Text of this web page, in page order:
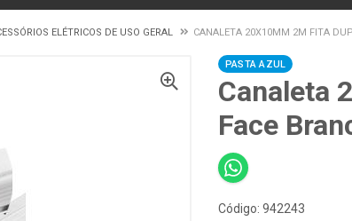
ELÉTRICOS DE USO GERAL CANALETA 20X10MM 2M FITA
PASTA AZUL
Canaleta
Face
Código: 942243